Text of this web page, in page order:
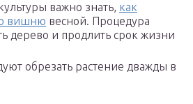
важно знать, как
вишню весной. Процедура
дерево и продлить срок жизни
обрезать растение дважды в